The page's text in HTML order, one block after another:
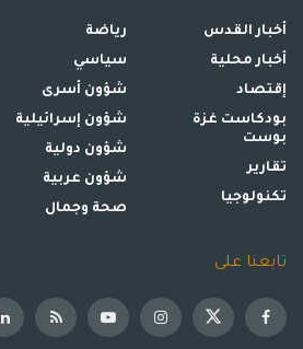
أخبار القدس
أخبار محلية
إقتصاد
بودكاست غزة
بوست
تقارير
تكنولوجيا
رياضة
سياسي
شؤون أسرى
شؤون إسرائيلية
شؤون دولية
شؤون عربية
صحة وجمال
تابعنا على